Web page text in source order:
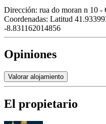
Dirección: rua do moran n 10 -
Coordenadas: Latitud
-8.831162014856
Opiniones
Valorar alojamiento
El propietario